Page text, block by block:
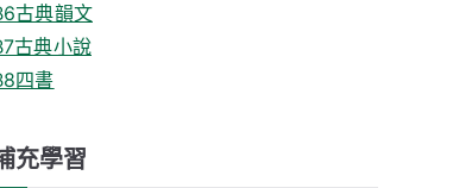
古典韻文
古典小說
四書
充學習